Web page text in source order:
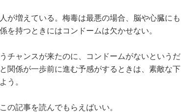
が増えている。梅毒は最悪の場合、脳や心臓にも
を持つときにはコンドームは欠かせない。
チャンスが来たのに、コンドームがないというだ
関係が一歩前に進む予感がするときは、素敵な下
う。
の記事を読んでもらえばいい。